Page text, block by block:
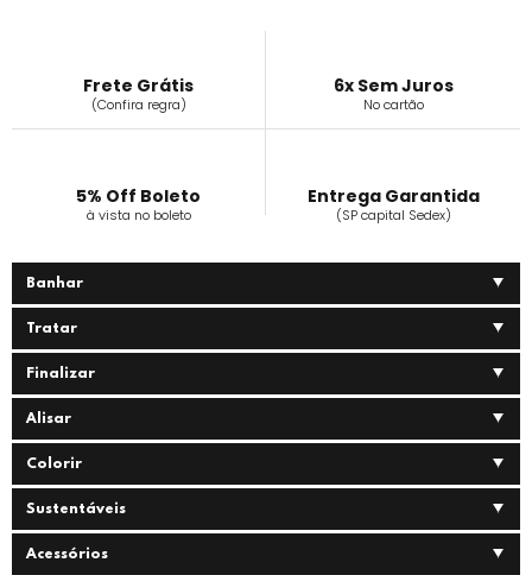
Frete Grátis
(Confira regra)
6x Sem Juros
No cartão
5% Off Boleto
à vista no boleto
Entrega Garantida
(SP capital Sedex)
Banhar
Tratar
Finalizar
Alisar
Colorir
Sustentáveis
Acessórios